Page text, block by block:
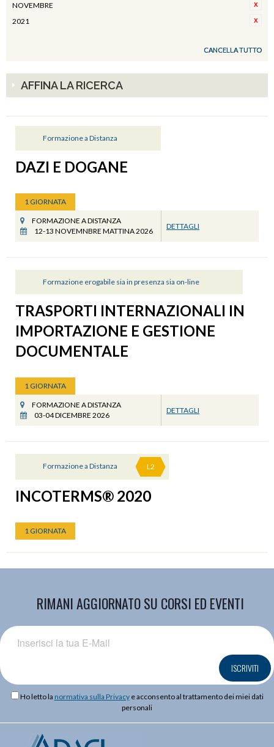
NOVEMBRE
2021
CANCELLA TUTTO
AFFINA LA RICERCA
Formazione a Distanza
DAZI E DOGANE
1 GIORNATA
FORMAZIONE A DISTANZA
12-13 NOVEMNBRE MATTINA 2026
DETTAGLI
Formazione erogabile sia in presenza sia on-line
TRASPORTI INTERNAZIONALI IN
IMPORTAZIONE E GESTIONE
DOCUMENTALE
1 GIORNATA
FORMAZIONE A DISTANZA
03-04 DICEMBRE 2026
DETTAGLI
Formazione a Distanza L2
INCOTERMS® 2020
1 GIORNATA
RIMANI AGGIORNATO SU CORSI ED EVENTI
ISCRIVITI
Ho letto la normativa sulla Privacye acconsento al trattamento dei miei dati
personali